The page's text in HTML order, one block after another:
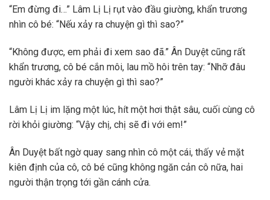
“Em đừng đi…” Lâm Lị Lị rụt vào đầu giường, khẩn trương
nhìn cô bé: “Nếu xảy ra chuyện gì thì sao?”
“Không được, em phải đi xem sao đã.” Ân Duyệt cũng rất
khẩn trương, cô bé cắn môi, lau mồ hôi trên tay: “Nhỡ đâu
người khác xảy ra chuyện gì thì sao?”
Lâm Lị Lị im lặng một lúc, hít một hơi thật sâu, cuối cùng cô
rời khỏi giường: “Vậy chị, chị sẽ đi với em!”
Ân Duyệt bất ngờ quay sang nhìn cô một cái, thấy vẻ mặt
kiên định của cô, cô bé cũng không ngăn cản cô nữa, hai
người thận trọng tới gần cánh cửa.